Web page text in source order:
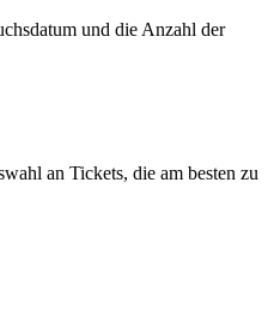
und die Anzahl der
an Tickets, die am besten zu